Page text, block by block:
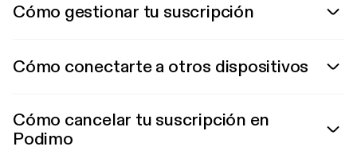
Cómo gestionar tu suscripción
Cómo conectarte a otros dispositivos
Cómo cancelar tu suscripción en
Podimo